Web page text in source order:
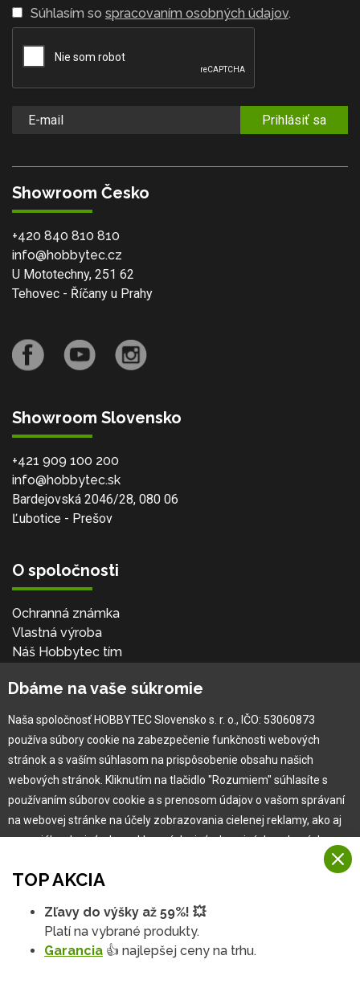
Súhlasím so spracovaním osobných údajov.
Prihlásiť sa
Showroom Česko
+420 840 810 810
info@hobbytec.cz
U Mototechny, 251 62
Tehovec - Říčany u Prahy
Showroom Slovensko
+421 909 100 200
info@hobbytec.sk
Bardejovská 2046/28, 080 06
Ľubotice - Prešov
O spoločnosti
Ochranná známka
Vlastná výroba
Náš Hobbytec tím
Naša história
Pre zákazníka
Garancia najlepšej ceny
Užívateľský manuál
Reklamácia
TOP AKCIA
Zľavy do výšky až 59%! 💥
Platí na vybrané produkty.
Garancia 👍 najlepšej ceny na trhu.
Dbáme na vaše súkromie
Naša spoločnosť HOBBYTEC Slovensko s. r. o., IČO: 53060873
používa súbory cookie na zabezpečenie funkčnosti webových
stránok a s vaším súhlasom na prispôsobenie obsahu našich
webových stránok. Kliknutím na tlačidlo "Rozumiem" súhlasíte s
používaním súborov cookie a s prenosom údajov o vašom správaní
na webovej stránke na účely zobrazovania cielenej reklamy, ako aj
na sociálnych sieťach a reklamných sieťach na iných webových
Viac informácií
Na našich webových stránkach používame niekoľko kategórií
Rozumiem